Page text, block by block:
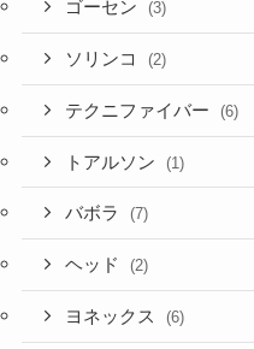
ゴーセン (3)
ソリンコ (2)
テクニファイバー (6)
トアルソン (1)
バボラ (7)
ヘッド (2)
ヨネックス (6)